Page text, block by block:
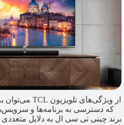
که دسترسی به برنامه‌ها و
برند چینی تی سی ال به دلایل